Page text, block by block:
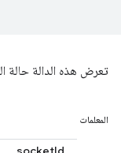
تعرض هذه الدالة حالة
المعلمات